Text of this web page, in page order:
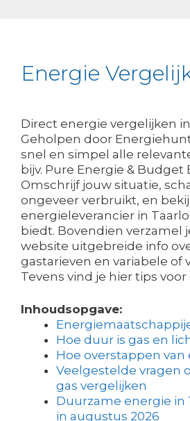
Energie
Direct energie vergelijken
Geholpen door
snel en simpel alle
bijv. Pure Energie & Budget
Omschrijf jouw situatie,
ongeveer verbruikt, en
energieleverancier in
biedt. Bovendien verzamel
website uitgebreide info
gastarieven en variabele of
Tevens vind je hier tips
Inhoudsopgave:
Hoe duur is gas en
Hoe overstappen
Veelgestelde vragen
gas vergelijken
Duurzame energie in
in augustus 2026